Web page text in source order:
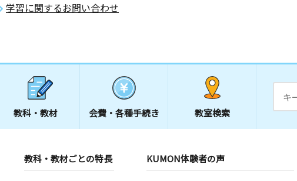
学習に関するお問い合わせ
教科・教材 会費・ 各種手続き 教室検索
教科・教材ごとの特長 KUMON体験者の声